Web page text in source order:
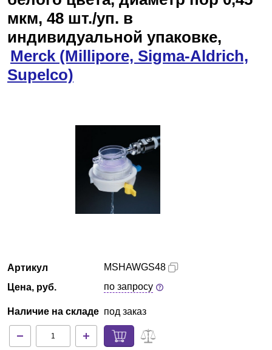
Казань
О компании
Новости
мкм, 48 шт./уп. в
индивидуальной упаковке,
Merck (Millipore, Sigma-Aldrich,
Supelco)
Артикул
Цена, руб.
Наличие на складе
MSHAWGS48
по запросу
под заказ